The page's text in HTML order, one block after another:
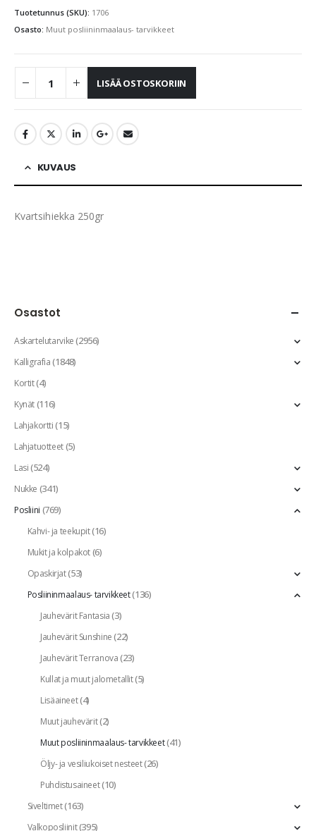
Tuotetunnus (SKU): 1706
Osasto: Muut posliininmaalaus- tarvikkeet
LISÄÄ OSTOSKORIIN
KUVAUS
Kvartsihiekka 250gr
Osastot
Askartelutarvike(2956)
Kalligrafia(1848)
Kortit(4)
Kynät(116)
Lahjakortti(15)
Lahjatuotteet(5)
Lasi(524)
Nukke (341)
Posliini (769)
Kahvi- ja teekupit(16)
Mukit ja kolpakot(6)
Opaskirjat(53)
Posliininmaalaus- tarvikkeet(136)
Jauhevärit Fantasia(3)
Jauhevärit Sunshine(22)
Jauhevärit Terranova(23)
Kullat ja muut jalometallit(5)
Lisäaineet(4)
Muut jauhevärit(2)
Muut posliininmaalaus- tarvikkeet(41)
Öljy- ja vesiliukoiset nesteet(26)
Puhdistusaineet(10)
Siveltimet(163)
Valkoposliinit(395)